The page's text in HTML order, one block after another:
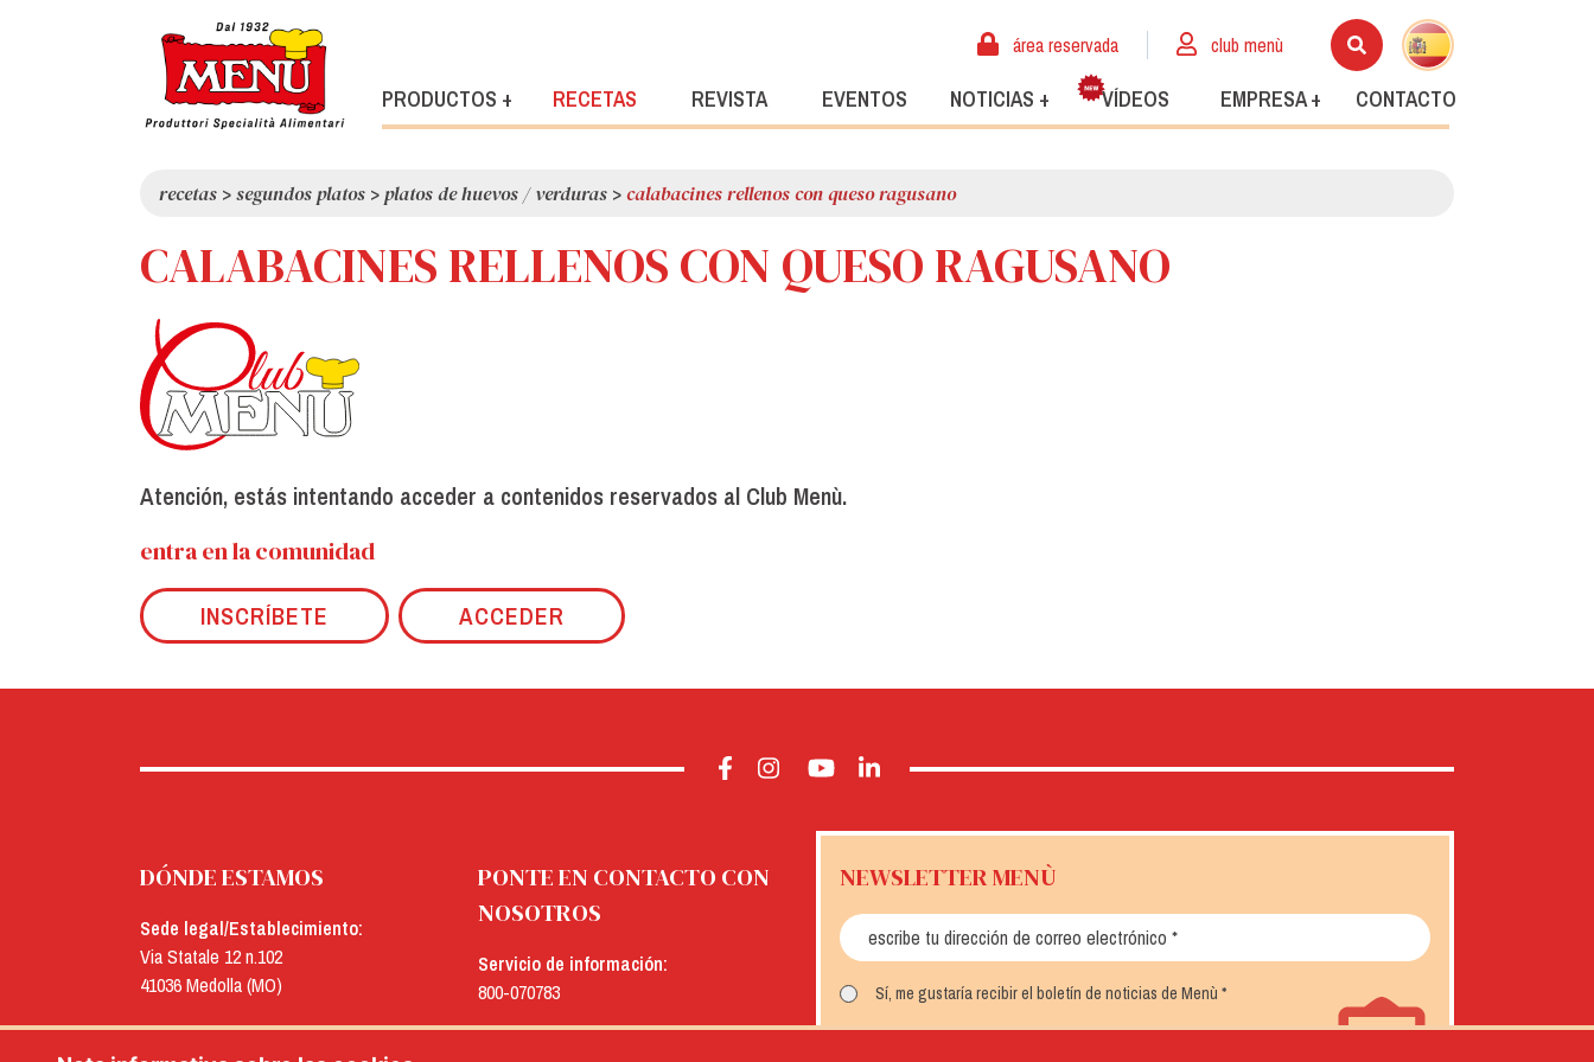
área reservada club menù
PRODUCTOS + RECETAS REVISTA EVENTOS NOTICIAS + VÍDEOS EMPRESA + CONTACTO
recetas >segundos platos >platos de huevos / verduras >calabacines rellenos con queso ragusano
CALABACINES RELLENOS CON QUESO RAGUSANO
Atención, estás intentando acceder a contenidos reservados al Club Menù.
entra en la comunidad
INSCRÍBETE ACCEDER
DÓNDE ESTAMOS
Sede legal/Establecimiento:
Via Statale 12 n.102
41036 Medolla (MO)
Oficinas:
PONTE EN CONTACTO CON
NOSOTROS
Servicio de información:
800-070783
NEWSLETTER MENÙ
Sí, me gustaría recibir el boletín de noticias de Menù *